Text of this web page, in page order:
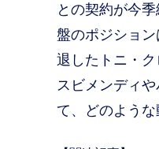
との契約が今
盤のポジショ
退したトニ・
スビメンディ
て、どのような